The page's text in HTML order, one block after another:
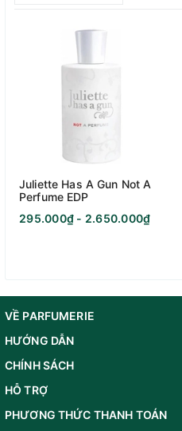
Juliette Has A Gun Not A
Perfume EDP
295.000₫ - 2.650.000₫
VỀ PARFUMERIE
HƯỚNG DẪN
CHÍNH SÁCH
HỖ TRỢ
PHƯƠNG THỨC THANH TOÁN